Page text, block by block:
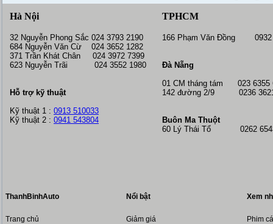
Hà Nội
32 Nguyễn Phong Sắc 024 3793 2190
684 Nguyễn Văn Cừ 024 3652 1282
371 Trần Khát Chân 024 3972 7399
623 Nguyễn Trãi 024 3552 1980
Hỗ trợ kỹ thuật
Kỹ thuật 1 : 0913 510033
Kỹ thuật 2 : 0941 543804
TPHCM
166 Phạm Văn Đồng 0932
Đà Nẵng
01 CM tháng tám 023 6355
142 đường 2/9 0236
Buôn Ma Thuột
60 Lý Thái Tổ 0262
ThanhBinhAuto
Trang chủ
Nổi bật
Giảm giá
Xem
Phim